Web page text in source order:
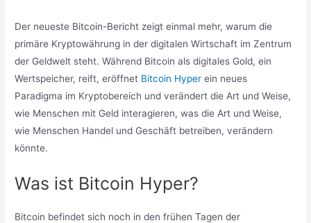
Der neueste Bitcoin-Bericht zeigt einmal mehr, warum die
primäre Kryptowährung in der digitalen Wirtschaft im Zentrum
der Geldwelt steht. Während Bitcoin als digitales Gold, ein
Wertspeicher, reift, eröffnet Bitcoin Hyper ein neues
Paradigma im Kryptobereich und verändert die Art und Weise,
wie Menschen mit Geld interagieren, was die Art und Weise,
wie Menschen Handel und Geschäft betreiben, verändern
könnte.
Was ist Bitcoin Hyper?
Bitcoin befindet sich noch in den frühen Tagen der